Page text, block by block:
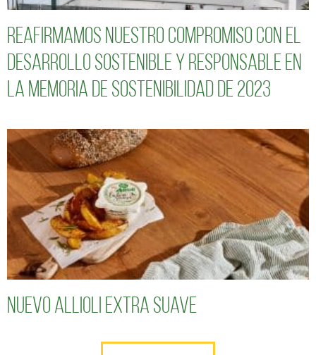
Reafirmamos nuestro compromiso con el
desarrollo sostenible y responsable en
la Memoria de Sostenibilidad de 2023
Nuevo Allioli Extra Suave